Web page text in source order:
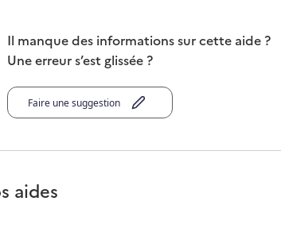
Il manque des informations sur cette aide ?
Une erreur s’est glissée ?
Faire une suggestion
aides